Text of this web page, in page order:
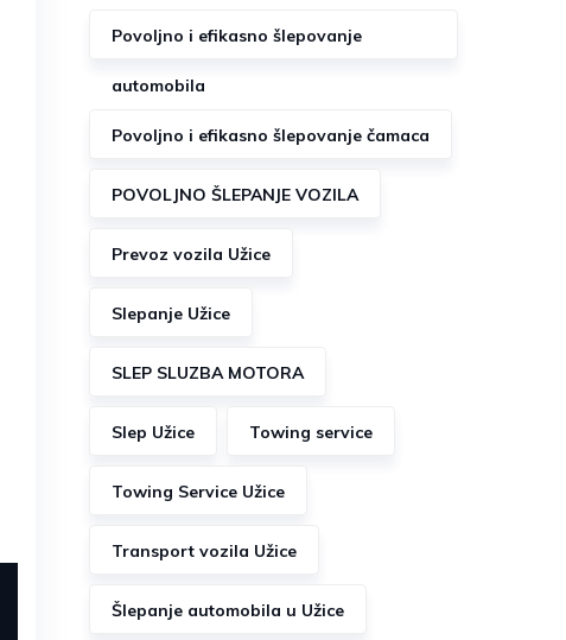
Povoljno i efikasno šlepovanje
automobila
Povoljno i efikasno šlepovanje čamaca
POVOLJNO ŠLEPANJE VOZILA
Prevoz vozila Užice
Slepanje Užice
SLEP SLUZBA MOTORA
Slep Užice Towing service
Towing Service Užice
Transport vozila Užice
Šlepanje automobila u Užice